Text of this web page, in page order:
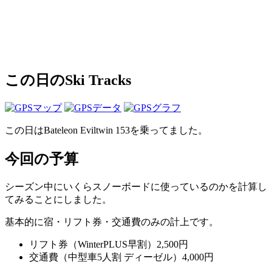
この日のSki Tracks
この日はBateleon Eviltwin 153を乗ってました。
今回の予算
シーズン中にいくらスノーボードに使っているのかを計算し
てみることにしました。
基本的に宿・リフト券・交通費のみの計上です。
リフト券（WinterPLUS早割）2,500円
交通費（中型車5人割 ディーゼル）4,000円